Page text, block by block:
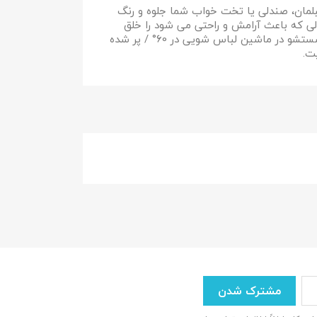
صندلی یا تخت خواب شما جلوه و رنگ
که باعث آرامش و راحتی می شود را خلق
کنید. رویه 100% پنبه، قابل شستشو در ماشین لباس شویی در 60° / پر شده